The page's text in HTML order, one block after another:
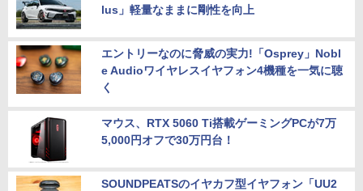
lus」軽量なままに剛性を向上
エントリーなのに脅威の実力!「Osprey」Nobl
e Audioワイヤレスイヤフォン4機種を一気に聴
く
マウス、RTX 5060 Ti搭載ゲーミングPCが7万
5,000円オフで30万円台！
SOUNDPEATSのイヤカフ型イヤフォン「UU2